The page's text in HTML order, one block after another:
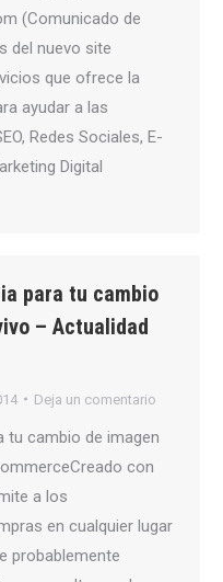
(Comunicado de
del nuevo site
que ofrece la
ayudar a las
Redes Sociales, E-
Digital
para tu cambio
– Actualidad
Deja un comentario
tu cambio de imagen
con
a los
en cualquier lugar
probablemente